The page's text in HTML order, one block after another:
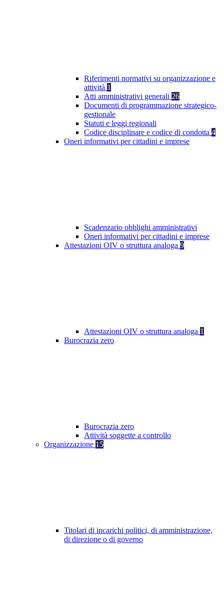
Riferimenti normativi su organizzazione e
attività 1
Atti amministrativi generali 26
Documenti di programmazione strategico-
gestionale
Statuti e leggi regionali
Codice disciplinare e codice di condotta 4
Oneri informativi per cittadini e imprese
Scadenzario obblighi amministrativi
Oneri informativi per cittadini e imprese
Attestazioni OIV o struttura analoga 9
Attestazioni OIV o struttura analoga 1
Burocrazia zero
Burocrazia zero
Attività soggette a controllo
Organizzazione 15
Titolari di incarichi politici, di amministrazione,
di direzione o di governo